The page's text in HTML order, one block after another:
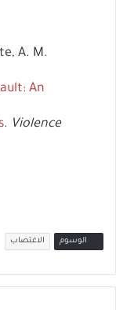
A. M.
An
. Violence
الوسوم الاغتصاب